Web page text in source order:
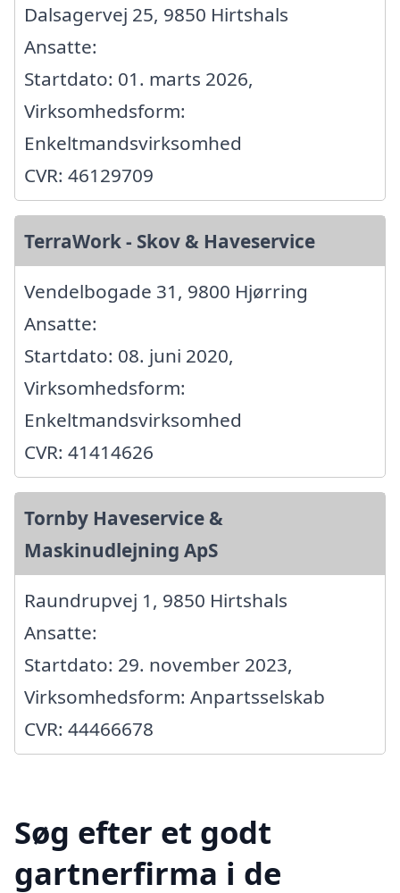
Dalsagervej 25, 9850 Hirtshals
Ansatte:
Startdato: 01. marts 2026,
Virksomhedsform:
Enkeltmandsvirksomhed
CVR: 46129709
TerraWork - Skov & Haveservice
Vendelbogade 31, 9800 Hjørring
Ansatte:
Startdato: 08. juni 2020,
Virksomhedsform:
Enkeltmandsvirksomhed
CVR: 41414626
Tornby Haveservice &
Maskinudlejning ApS
Raundrupvej 1, 9850 Hirtshals
Ansatte:
Startdato: 29. november 2023,
Virksomhedsform: Anpartsselskab
CVR: 44466678
Søg efter et godt
gartnerfirma i de